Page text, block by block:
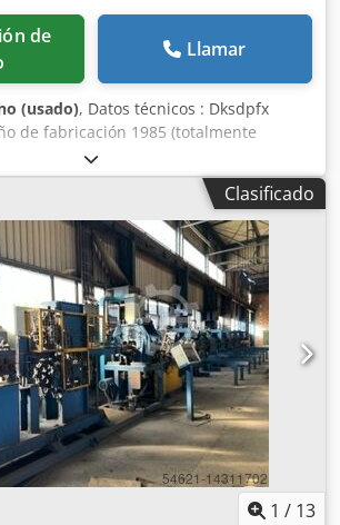
Llamar
(usado), Datos técnicos : Dksdpfx
de fabricación 1985 (totalmente
parcial en 2010 sometida a una revisión
máx. de la malla: 1500 mm Densidad
de soldadura en distribución
20mm - 200mm Espesor del
hasta 2,2mm (máx. 650 N/nmm - Ya
también con alambre). Demanda de
Peso: aprox. 8 toneladas
digital, control (PLC). Regulación
manual
Clasificado
1 / 13